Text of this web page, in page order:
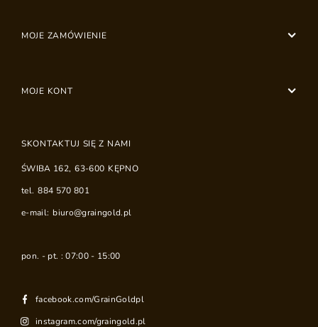
MOJE ZAMÓWIENIE
MOJE KONT
SKONTAKTUJ SIĘ Z NAMI
ŚWIBA 162, 63-600 KĘPNO
tel. 884 570 801
e-mail: biuro@graingold.pl
pon. - pt. : 07:00 - 15:00
facebook.com/GrainGoldpl
instagram.com/graingold.pl